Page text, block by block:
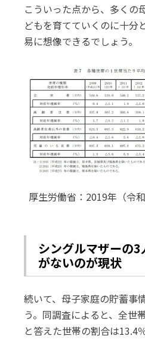
こういった点から、多くの
どもを育てていくのに十分
易に想像できるでしょう。
厚生労働省：2019年（令
シングルマザーの
がないのが現状
続いて、母子家庭の貯蓄事
う。同調査によると、全世
と答えた世帯の割合は13.4